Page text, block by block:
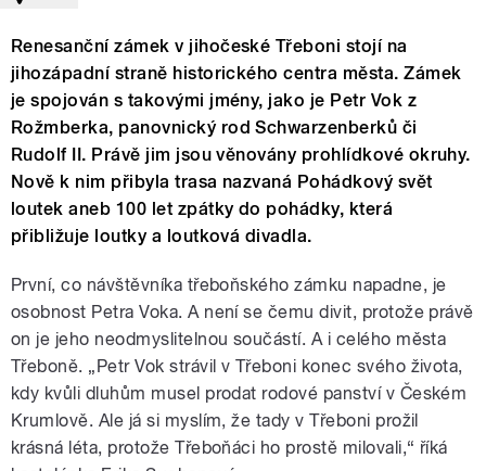
Renesanční zámek v jihočeské Třeboni stojí na
jihozápadní straně historického centra města. Zámek
je spojován s takovými jmény, jako je Petr Vok z
Rožmberka, panovnický rod Schwarzenberků či
Rudolf II. Právě jim jsou věnovány prohlídkové okruhy.
Nově k nim přibyla trasa nazvaná Pohádkový svět
loutek aneb 100 let zpátky do pohádky, která
přibližuje loutky a loutková divadla.
První, co návštěvníka třeboňského zámku napadne, je
osobnost Petra Voka. A není se čemu divit, protože právě
on je jeho neodmyslitelnou součástí. A i celého města
Třeboně. „Petr Vok strávil v Třeboni konec svého života,
kdy kvůli dluhům musel prodat rodové panství v Českém
Krumlově. Ale já si myslím, že tady v Třeboni prožil
krásná léta, protože Třeboňáci ho prostě milovali,“ říká